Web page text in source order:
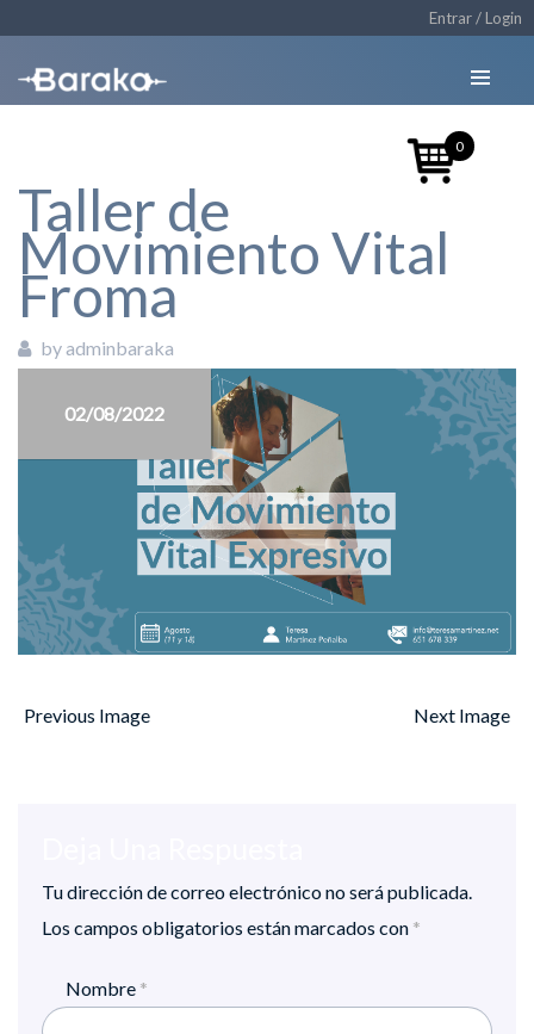
Entrar / Login
Taller de
Movimiento Vital
Froma
by adminbaraka
02/08/2022
Previous Image Next Image
Tu dirección de correo electrónico no será publicada.
Los campos obligatorios están marcados con *
Nombre *
0